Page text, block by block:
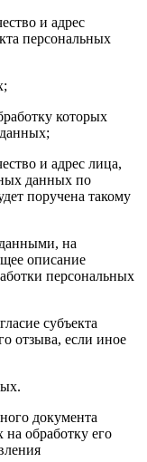
и адрес
персональных
которых
и адрес лица,
данных по
поручена такому
на
описание
персональных
субъекта
отзыва, если иное
документа
на обработку его